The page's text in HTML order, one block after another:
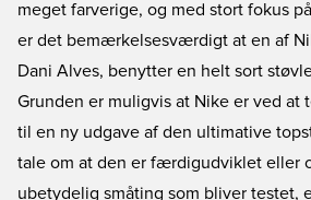
meget farverige, og med stort fokus
er det bemærkelsesværdigt at en af
Dani Alves, benytter en helt sort
Grunden er muligvis at Nike er ved at
til en ny udgave af den ultimative
tale om at den er færdigudviklet eller
ubetydelig småting som bliver testet,